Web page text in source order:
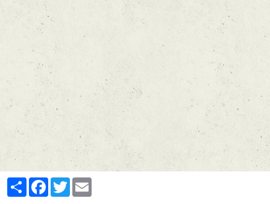
PartagerFacebook
Twitter